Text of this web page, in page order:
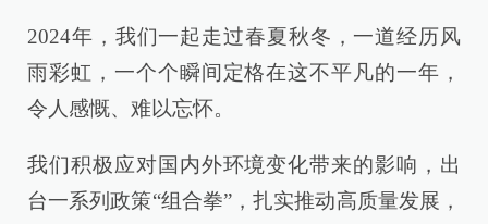
2024年，我们一起走过春夏秋冬，一道经历风
雨彩虹，一个个瞬间定格在这不平凡的一年，
令人感慨、难以忘怀。
我们积极应对国内外环境变化带来的影响，出
台一系列政策“组合拳”，扎实推动高质量发展，